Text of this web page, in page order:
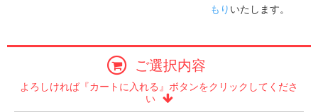
もり いたします。
ご選択内容
よろしければ『カートに入れる』ボタンをクリックしてくださ
い